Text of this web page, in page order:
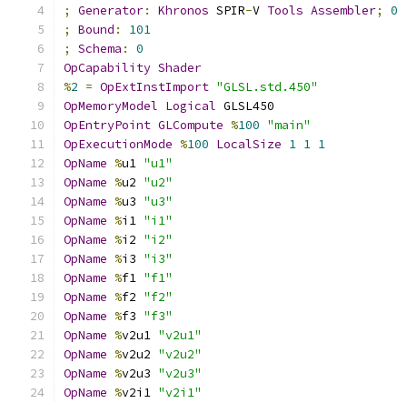
;
Generator: Khronos SPIR-V Tools Assembler;
0
;
Bound :
101
;
Schema :
0
OpCapability Shader
%2 = OpExtInstImport "GLSL.std.450"
OpMemoryModel Logical GLSL450
OpEntryPoint GLCompute %100 "main"
OpExecutionMode %100 LocalSize 1 1 1
OpName %u1 "u1"
OpName %u2 "u2"
OpName %u3 "u3"
OpName %i1 "i1"
OpName %i2 "i2"
OpName %i3 "i3"
OpName %f1 "f1"
OpName %f2 "f2"
OpName %f3 "f3"
OpName %v2u1 "v2u1"
OpName %v2u2 "v2u2"
OpName %v2u3 "v2u3"
OpName %v2i1 "v2i1"